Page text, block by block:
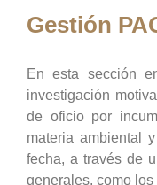
Gestión
En esta sección
investigación
de oficio por
materia ambiental
fecha, a través de
generales, como